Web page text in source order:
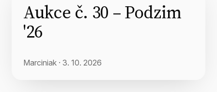
Aukce č. 30 – Podzim
'26
Marciniak · 3. 10. 2026